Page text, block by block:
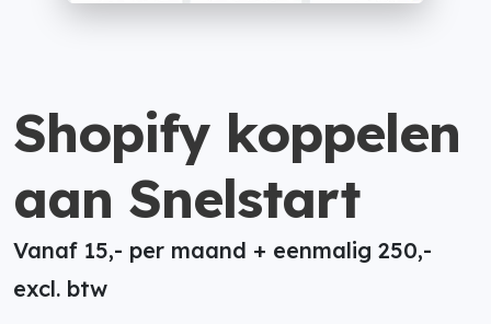
Shopify koppelen
aan Snelstart
Vanaf 15,- per maand + eenmalig 250,-
excl. btw